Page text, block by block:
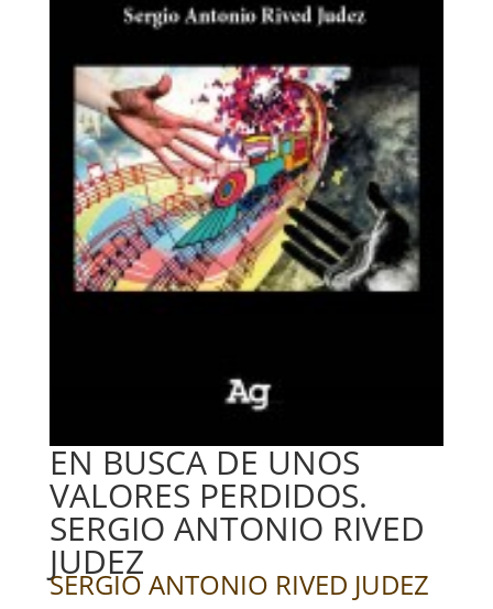
EN BUSCA DE UNOS
VALORES PERDIDOS.
SERGIO ANTONIO RIVED
JUDEZ
SERGIO ANTONIO RIVED JUDEZ